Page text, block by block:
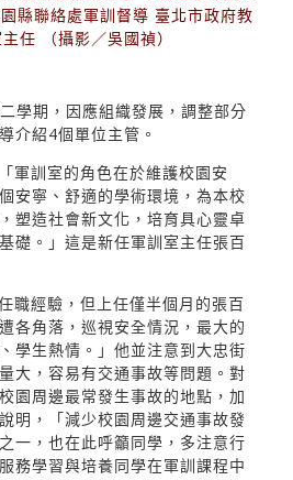
縣聯絡處軍訓督導 臺北市政府教
任 （攝影／吳國禎）
學期，因應組織發展，調整部分
介紹4個單位主管。
軍訓室的角色在於維護校園安
安寧、舒適的學術環境，為本校
塑造社會新文化，培育具心靈卓
礎。」這是新任軍訓室主任張百
職經驗，但上任僅半個月的張百
各角落，巡視安全情況，最大的
學生熱情。」他並注意到大忠街
大，容易有交通事故等問題。對
園周邊最常發生事故的地點，加
明，「減少校園周邊交通事故發
一，也在此呼籲同學，多注意行
務學習與培養同學在軍訓課程中